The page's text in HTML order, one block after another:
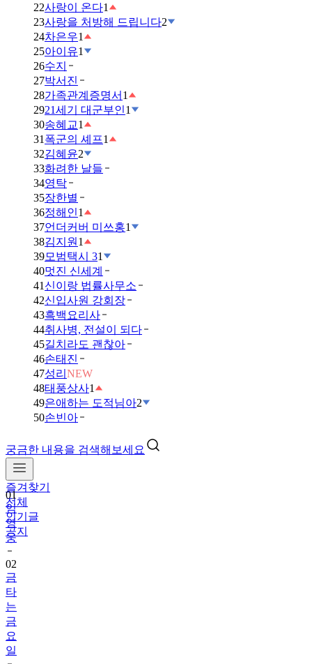
22사랑이 온다1
23사랑을 처방해 드립니다2
24차은우1
25아이유1
26수지
27박서진
28가족관계증명서 1
2921세기 대군부인1
30송혜교1
31 폭군의 셰프1
32김혜윤2
33화려한 날들
34영탁
35장한별
36정해인1
37언더커버 미쓰홍1
38김지원 1
39모범택시 31
40멋진 신세계
41 신이랑 법률사무소
42신입사원 강회장
43흑백요리사
44취사병, 전설이 되다
45길치라도 괜찮아
46손태진
47성리 NEW
48태풍상사1
49은애하는 도적님아2
50손빈아
궁금한 내용을 검색해보세요
즐겨찾기
전체
인기글
공지
01
임
영
웅
02
금
타
는
금
요
일